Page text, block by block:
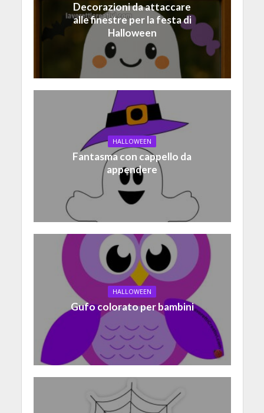
Decorazioni da attaccare
alle finestre per la festa di
Halloween
HALLOWEEN
Fantasma con cappello da
appendere
HALLOWEEN
Gufo colorato per bambini